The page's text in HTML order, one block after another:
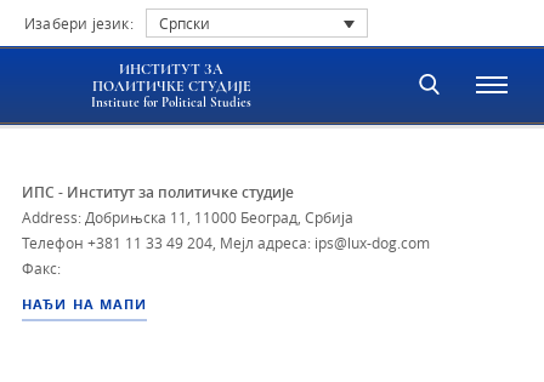
Изабери језик: Српски
ИНСТИТУТ ЗА
ПОЛИТИЧКЕ СТУДИЈЕ
Institute for Political Studies
ИПС - Институт за политичке студије
Address: Добрињска 11, 11000 Београд, Србија
Телефон +381 11 33 49 204 Мејл адреса: ips@lux-dog.com
Факс:
НАЂИ НА МАПИ